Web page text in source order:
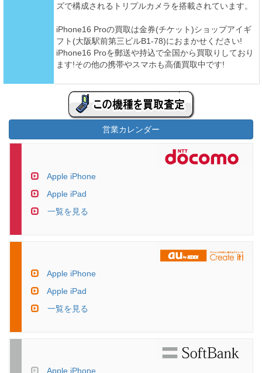
ズで構成されるトリプルカメラを搭載されています。
iPhone16 Proの買取は金券(チケット)ショップアイギ
フト(大阪駅前第三ビルB1-78)におまかせください!
iPhone16 Proを郵送や持込で全国から買取りしており
ます!その他の携帯やスマホも高価買取中です!
営業カレンダー
Apple iPhone
Apple iPad
一覧を見る
Apple iPhone
Apple iPad
一覧を見る
Apple iPhone